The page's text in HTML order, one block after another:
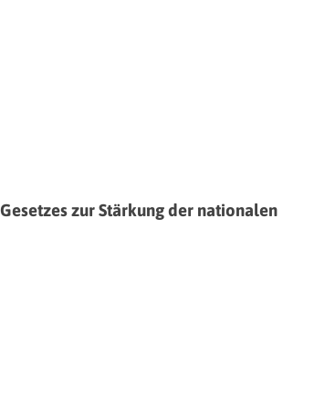
zur Stärkung der nationalen